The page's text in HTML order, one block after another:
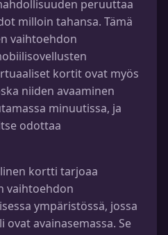
peruuttaa
milloin tahansa. Tämä
vaihtoehdon
kortit ovat myös
niiden avaaminen
minuutissa, ja
odottaa
kortti tarjoaa
vaihtoehdon
ympäristössä, jossa
avainasemassa. Se